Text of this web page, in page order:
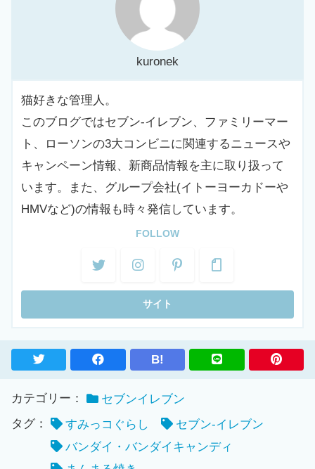
kuronek
猫好きな管理人。
このブログではセブン-イレブン、ファミリーマー
ト、ローソンの3大コンビニに関連するニュースや
キャンペーン情報、新商品情報を主に取り扱って
います。また、グループ会社(イトーヨーカドーや
HMVなど)の情報も時々発信しています。
FOLLOW
B!
カテゴリー：
セブンイレブン
タグ：
すみっコぐらし
セブン-イレブン
バンダイ・バンダイキャンディ